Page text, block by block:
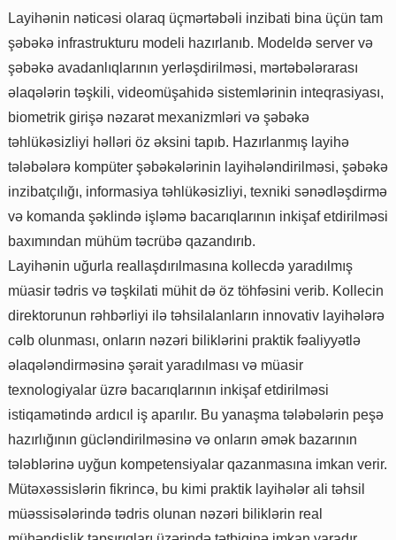
Layihənin nəticəsi olaraq üçmərtəbəli inzibati bina üçün tam
şəbəkə infrastrukturu modeli hazırlanıb. Modeldə server və
şəbəkə avadanlıqlarının yerləşdirilməsi, mərtəbələrarası
əlaqələrin təşkili, videomüşahidə sistemlərinin inteqrasiyası,
biometrik girişə nəzarət mexanizmləri və şəbəkə
təhlükəsizliyi həlləri öz əksini tapıb. Hazırlanmış layihə
tələbələrə kompüter şəbəkələrinin layihələndirilməsi, şəbəkə
inzibatçılığı, informasiya təhlükəsizliyi, texniki sənədləşdirmə
və komanda şəklində işləmə bacarıqlarının inkişaf etdirilməsi
baxımından mühüm təcrübə qazandırıb.
Layihənin uğurla reallaşdırılmasına kollecdə yaradılmış
müasir tədris və təşkilati mühit də öz töhfəsini verib. Kollecin
direktorunun rəhbərliyi ilə təhsilalanların innovativ layihələrə
cəlb olunması, onların nəzəri biliklərini praktik fəaliyyətlə
əlaqələndirməsinə şərait yaradılması və müasir
texnologiyalar üzrə bacarıqlarının inkişaf etdirilməsi
istiqamətində ardıcıl iş aparılır. Bu yanaşma tələbələrin peşə
hazırlığının gücləndirilməsinə və onların əmək bazarının
tələblərinə uyğun kompetensiyalar qazanmasına imkan verir.
Mütəxəssislərin fikrincə, bu kimi praktik layihələr ali təhsil
müəssisələrində tədris olunan nəzəri biliklərin real